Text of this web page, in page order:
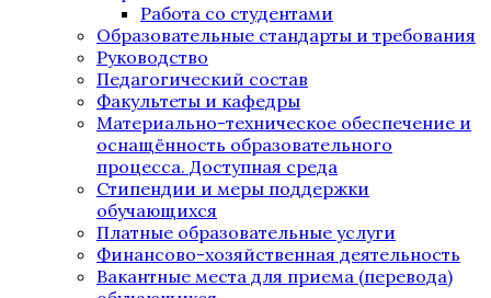
Работа со студентами
Образовательные стандарты и требования
Руководство
Педагогический состав
Факультеты и кафедры
Материально-техническое обеспечение и
оснащённость образовательного
процесса. Доступная среда
Стипендии и меры поддержки
обучающихся
Платные образовательные услуги
Финансово-хозяйственная деятельность
Вакантные места для приема (перевода)